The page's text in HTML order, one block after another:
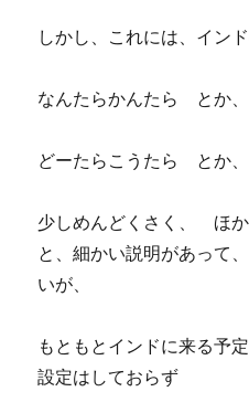
しかし、これには、イン
なんたらかんたら とか、
どーたらこうたら とか、
少しめんどくさく、 ほ
と、細かい説明があって
いが、
もともとインドに来る予
設定はしておらず